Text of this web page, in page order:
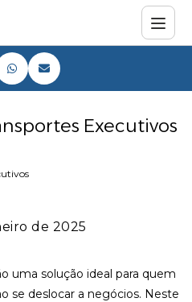
Executivos
Executivos
de 2025
uma solução ideal para quem
se deslocar a negócios. Neste